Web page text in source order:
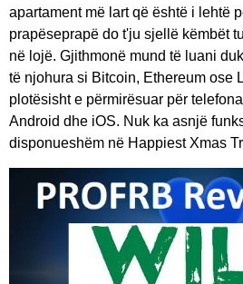
apartament më lart që është i lehtë
prapëseprapë do t'ju sjellë këmbët
në lojë. Gjithmonë mund të luani
të njohura si Bitcoin, Ethereum ose
plotësisht e përmirësuar për
Android dhe iOS. Nuk ka asnjë
disponueshëm në Happiest Xmas